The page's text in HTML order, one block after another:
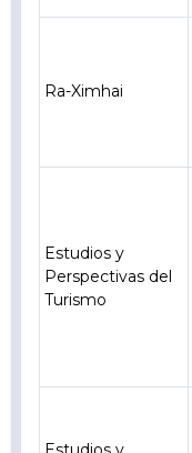
Ra-Ximhai
Estudios y
Perspectivas del
Turismo